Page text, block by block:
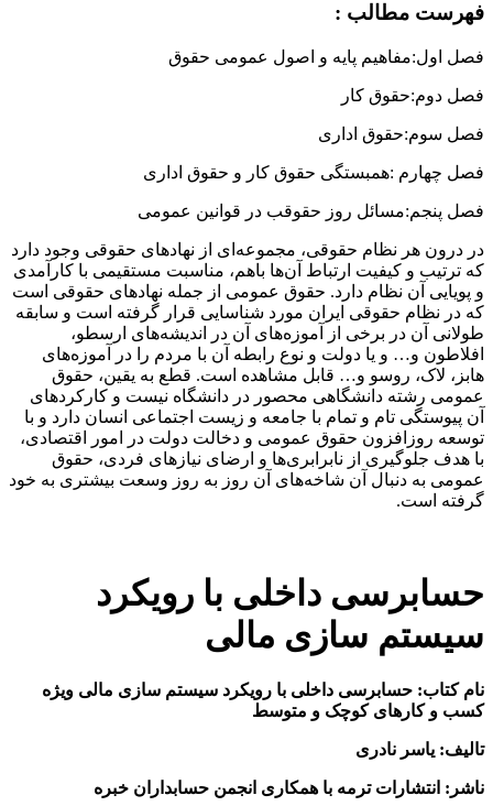
فهرست مطالب :
فصل اول:مفاهیم پایه و اصول عمومی حقوق
فصل دوم:حقوق کار
فصل سوم:حقوق اداری
فصل چهارم :همبستگی حقوق کار و حقوق اداری
فصل پنجم:مسائل روز حقوقب در قوانین عمومی
در درون هر نظام حقوقی، مجموعه‌ای از نهادهای حقوقی وجود دارد
که ترتیب و کیفیت ارتباط آن‌ها باهم، مناسبت مستقیمی با کارآمدی
و پویایی آن نظام دارد. حقوق عمومی از جمله نهادهای حقوقی است
که در نظام حقوقی ایران مورد شناسایی قرار گرفته است و سابقه
طولانی آن در برخی از آموزه‌های آن در اندیشه‌های ارسطو،
افلاطون و… و یا دولت و نوع رابطه آن با مردم را در آموزه‌های
هابز، لاک، روسو و… قابل مشاهده است. قطع به یقین، حقوق
عمومی رشته دانشگاهی محصور در دانشگاه نیست و کارکردهای
آن پیوستگی تام و تمام با جامعه و زیست اجتماعی انسان دارد و با
توسعه روزافزون حقوق عمومی و دخالت دولت در امور اقتصادی،
با هدف جلوگیری از نابرابری‌ها و ارضای نیازهای فردی، حقوق
عمومی به دنبال آن شاخه‌های آن روز به روز وسعت بیشتری به خود
گرفته است.
حسابرسی داخلی با رویکرد
سیستم سازی مالی
نام کتاب: حسابرسی داخلی با رویکرد سیستم سازی مالی ویژه
کسب و کارهای کوچک و متوسط
تالیف: یاسر نادری
ناشر: انتشارات ترمه با همکاری انجمن حسابداران خبره